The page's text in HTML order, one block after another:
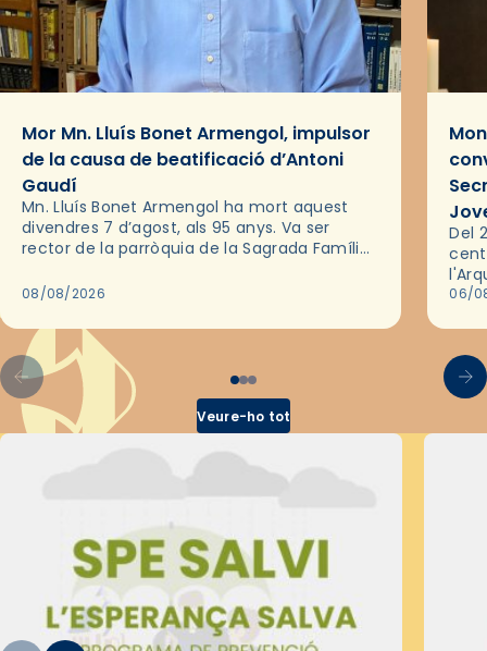
Mor Mn. Lluís Bonet Armengol, impulsor
de la causa de beatificació d’Antoni
Gaudí
Mn. Lluís Bonet Armengol ha mort aquest
divendres 7 d’agost, als 95 anys. Va ser
rector de la parròquia de la Sagrada Família
2018,…
08/08/2026
Del
les
06/
Veure-ho tot